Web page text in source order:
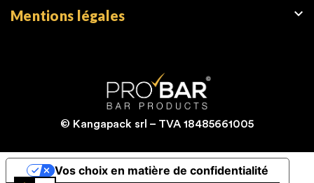
Mentions légales

© Kangapack srl – TVA 18485661005
Vos choix en matière de confidentialité